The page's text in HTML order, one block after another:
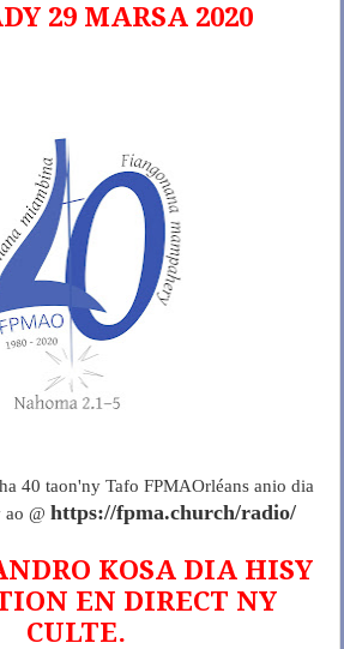
29 MARSA 2020
40 taon'ny Tafo FPMAOrléans anio dia
@ https://fpma.church/radio/
KOSA DIA HISY
EN DIRECT NY
CULTE.